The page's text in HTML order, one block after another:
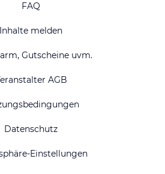
FAQ
Inhalte melden
Gutscheine uvm.
AGB
Datenschutz
Einstellungen